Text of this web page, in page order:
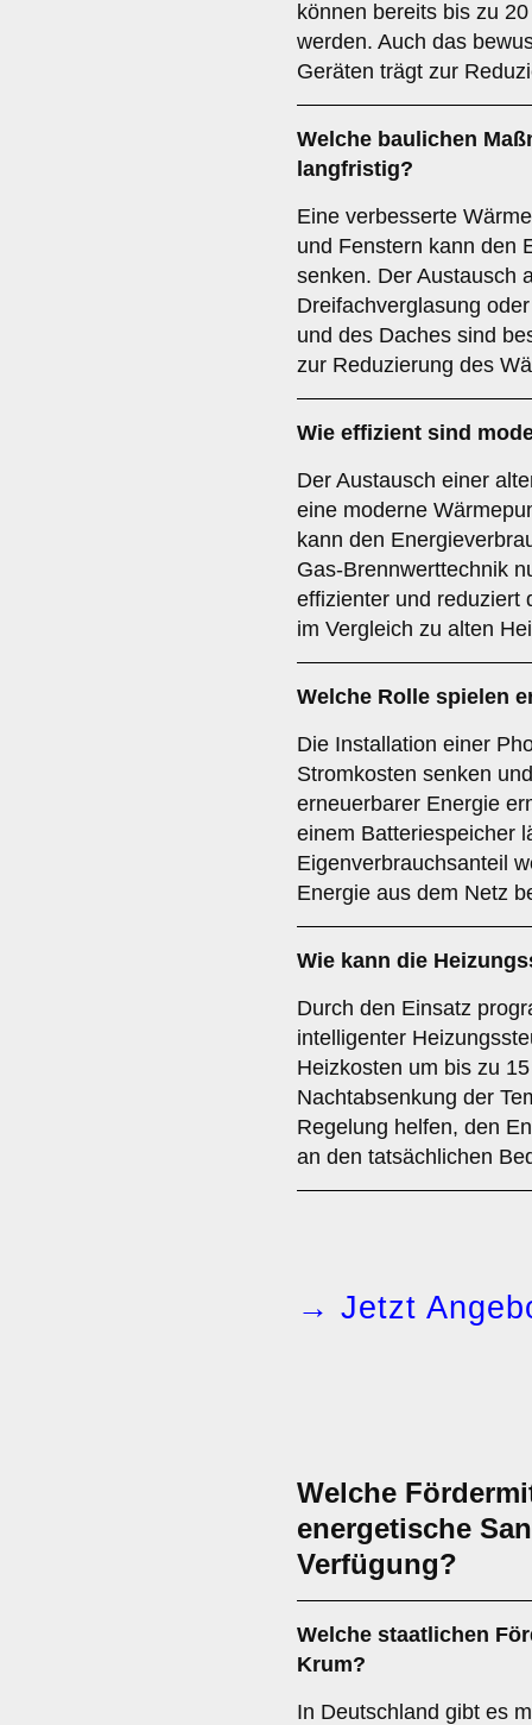
können bereits bis zu
werden. Auch das
Geräten trägt zur
Welche baulichen
langfristig?
Eine verbesserte
und Fenstern kann den
senken. Der Austausch
Dreifachverglasung
und des Daches sind
zur Reduzierung des
Wie effizient sind
Der Austausch einer
eine moderne
kann den
Gas-Brennwerttechnik
effizienter und reduziert
im Vergleich zu alten
Welche Rolle spielen
Die Installation einer
Stromkosten senken
erneuerbarer Energie
einem Batteriespeicher
Eigenverbrauchsanteil
Energie aus dem Netz
Wie kann die
Durch den Einsatz
intelligenter
Heizkosten um bis zu
Nachtabsenkung der
Regelung helfen, den
an den tatsächlichen
→ Jetzt
Welche
energetische
Verfügung?
Welche staatlichen
Krum?
In Deutschland gibt es